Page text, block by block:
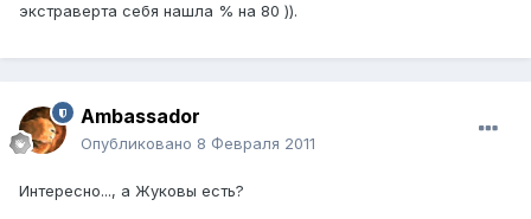
экстраверта себя нашла % на 80 )).
Ambassador
Опубликовано 8 Февраля 2011
Интересно..., а Жуковы есть?